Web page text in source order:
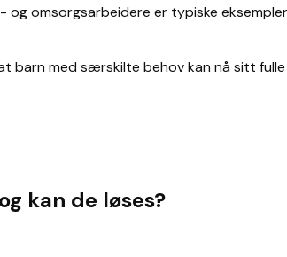
omsorgsarbeidere er typiske
barn med særskilte behov kan nå sitt
kan de løses?